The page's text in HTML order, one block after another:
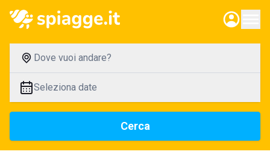
Dove vuoi andare?
Seleziona date
Cerca